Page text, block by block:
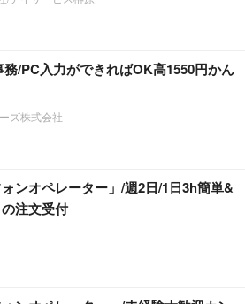
/PC入力ができればOK高1550円かん
ズ株式会社
ンオペレーター」/週2日/1日3h簡単&
注文受付